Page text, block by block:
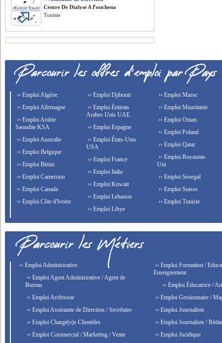
Centre De Dialyse A Fouchena
Tunisie
›› Emploi Algérie
›› Emploi Allemagne
›› Emploi Arabie
Saoudite KSA
›› Emploi Australie
›› Emploi Belgique
›› Emploi Bénin
›› Emploi Cameroun
›› Emploi Canada
›› Emploi Côte d'Ivoire
›› Emploi Djibouti
›› Emploi Émirats
Arabes Unis UAE
›› Emploi Espagne
›› Emploi États-Unis
USA
›› Emploi France
›› Emploi Italie
›› Emploi Kuwait
›› Emploi Lebanon
›› Emploi Libye
›› Emploi Maroc
›› Emploi Mauritanie
›› Emploi Oman
›› Emploi Poland
›› Emploi Qatar
›› Emploi Royaume-
Uni
›› Emploi Senegal
›› Emploi Suisse
›› Emploi Tunisie
›› Emploi Administrative
›› Emploi Agent Administrative / Agent de
Bureau
›› Emploi Archiviste
›› Emploi Assistante de Direction / Secrétaire
›› Emploi Chargé(e)s Clientèles
›› Emploi Commercial / Marketing / Vente
›› Emploi Formation /
Enseignement
›› Emploi Éducatrice /
›› Emploi Gestionnaire /
›› Emploi Journaliste
›› Emploi Journaliste /
›› Emploi Juridique